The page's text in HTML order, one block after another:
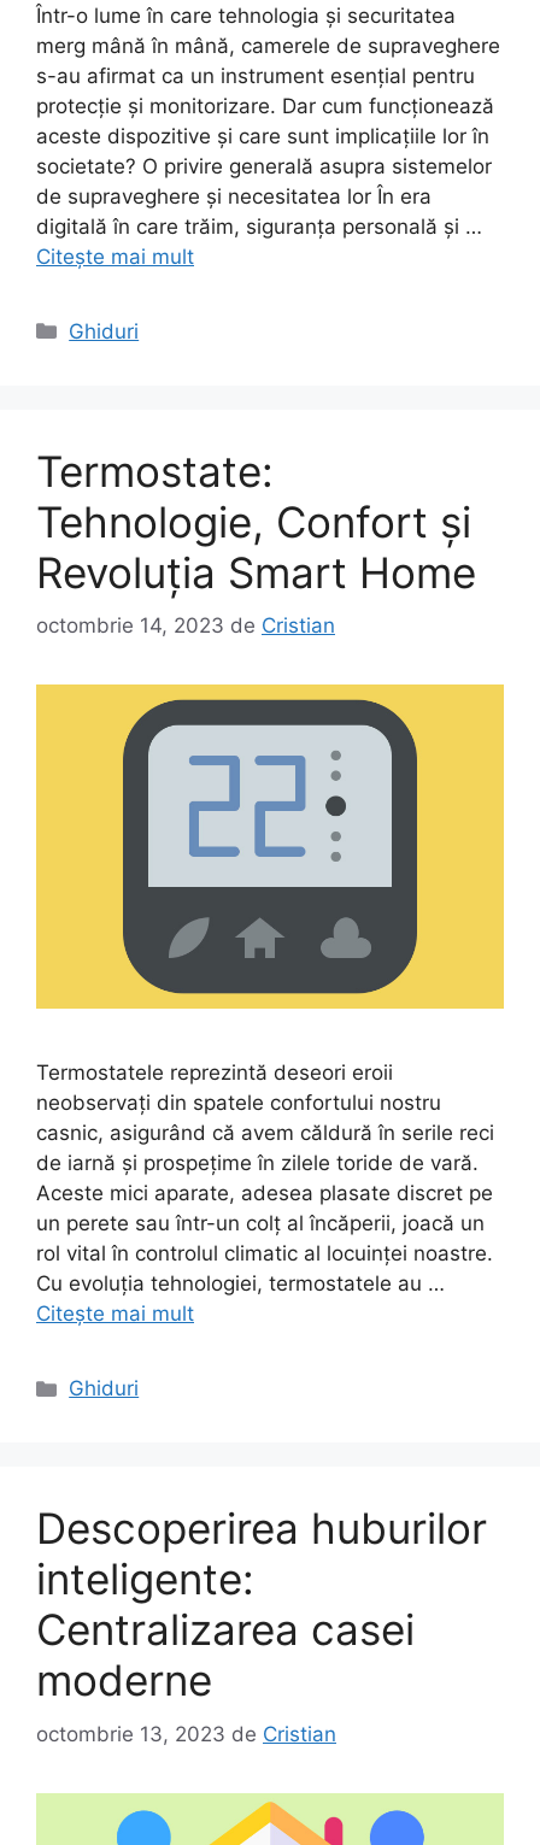
Într-o lume în care tehnologia și securitatea
merg mână în mână, camerele de supraveghere
s-au afirmat ca un instrument esențial pentru
protecție și monitorizare. Dar cum funcționează
aceste dispozitive și care sunt implicațiile lor în
societate? O privire generală asupra sistemelor
de supraveghere și necesitatea lor În era
digitală în care trăim, siguranța personală și …
Citește mai mult
Categorii
Ghiduri
Termostate:
Tehnologie, Confort și
Revoluția Smart Home
octombrie 14, 2023 de Cristian
Termostatele reprezintă deseori eroii
neobservați din spatele confortului nostru
casnic, asigurând că avem căldură în serile reci
de iarnă și prospețime în zilele toride de vară.
Aceste mici aparate, adesea plasate discret pe
un perete sau într-un colț al încăperii, joacă un
rol vital în controlul climatic al locuinței noastre.
Cu evoluția tehnologiei, termostatele au …
Citește mai mult
Categorii
Ghiduri
Descoperirea huburilor
inteligente:
Centralizarea casei
moderne
octombrie 13, 2023 de Cristian